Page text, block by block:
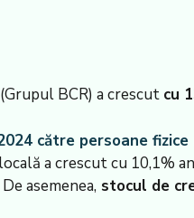
BCR) a crescut cu
către persoane
a crescut cu 10,1%
asemenea, stocul de